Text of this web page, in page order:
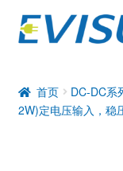
DC-DC系列
工业通信模块
首页 DC-DC系
2W)定电压输入，稳